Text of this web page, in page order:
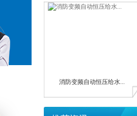
消防变频自动恒压给水...